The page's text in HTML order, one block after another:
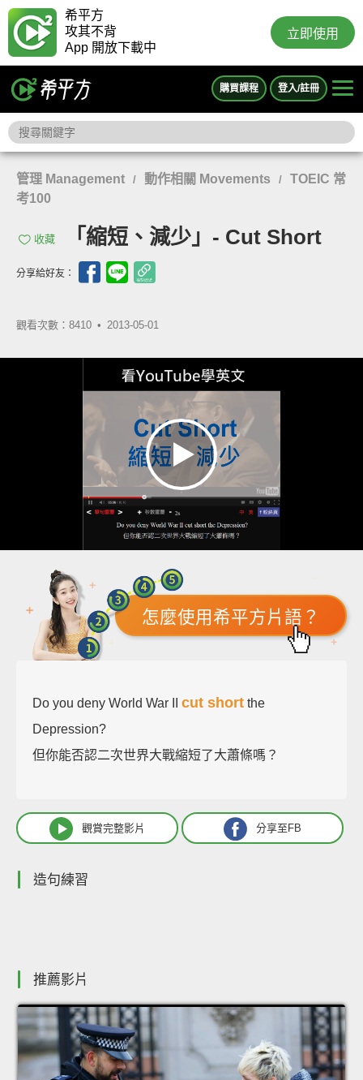
希平方
攻其不背
App 開放下載中
立即使用
購買課程 登入/註冊
管理 Management / 動作相關 Movements /
TOEIC 常
考100
收藏 「縮短、減少」- Cut Short
分享給好友：
觀看次數：8410 • 2013-05-01
怎麼使用希平方片語？
Do you deny World War II cut short the
Depression?
但你能否認二次世界大戰縮短了大蕭條嗎？
觀賞完整影片 分享至FB
造句練習
推薦影片